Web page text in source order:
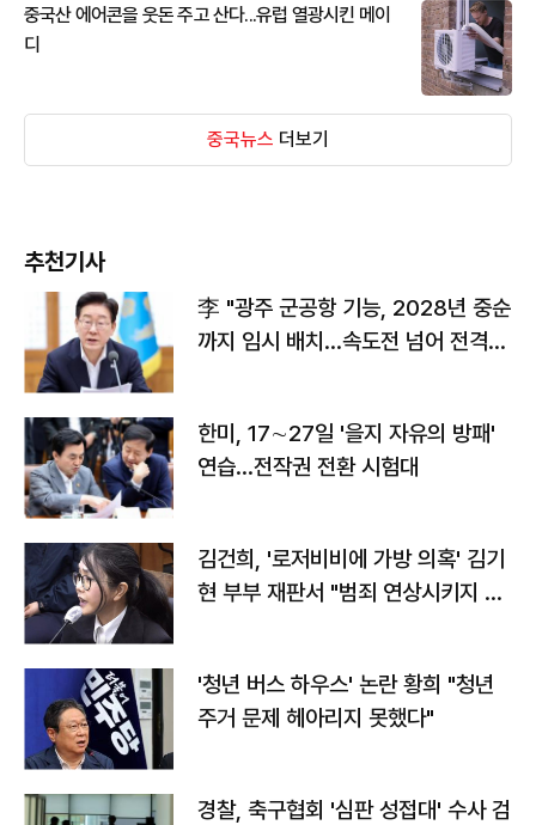
중국산 에어콘을 웃돈 주고 산다...유럽 열광시킨 메이
디
중국뉴스 더보기
추천기사
李 "광주 군공항 기능, 2028년 중순
까지 임시 배치…속도전 넘어 전격
한미, 17∼27일 '을지 자유의 방패'
연습…전작권 전환 시험대
김건희, '로저비비에 가방 의혹' 김기
현 부부 재판서 "범죄 연상시키지 말
'청년 버스 하우스' 논란 황희 "청년
주거 문제 헤아리지 못했다"
경찰, 축구협회 '심판 성접대' 수사 검